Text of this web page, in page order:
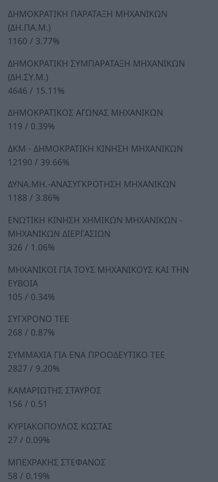
ΔΗΜΟΚΡΑΤΙΚΗ ΠΑΡΑΤΑΞΗ ΜΗΧΑΝΙΚΩΝ
(ΔΗ.ΠΑ.Μ.)
1160 / 3.77%
ΔΗΜΟΚΡΑΤΙΚΗ ΣΥΜΠΑΡΑΤΑΞΗ ΜΗΧΑΝΙΚΩΝ
(ΔΗ.ΣΥ.Μ.)
4646 / 15.11%
ΔΗΜΟΚΡΑΤΙΚΟΣ ΑΓΩΝΑΣ ΜΗΧΑΝΙΚΩΝ
119 / 0.39%
ΔΚΜ - ΔΗΜΟΚΡΑΤΙΚΗ ΚΙΝΗΣΗ ΜΗΧΑΝΙΚΩΝ
12190 / 39.66%
ΔΥΝΑ.ΜΗ.-ΑΝΑΣΥΓΚΡΟΤΗΣΗ ΜΗΧΑΝΙΚΩN
1188 / 3.86%
ΕΝΩΤΙΚΗ ΚΙΝΗΣΗ ΧΗΜΙΚΩΝ ΜΗΧΑΝΙΚΩΝ -
ΜΗΧΑΝΙΚΩΝ ΔΙΕΡΓΑΣΙΩΝ
326 / 1.06%
ΜΗΧΑΝΙΚΟΙ ΓΙΑ ΤΟΥΣ ΜΗΧΑΝΙΚΟΥΣ ΚΑΙ ΤΗΝ
ΕΥΒΟΙΑ
105 / 0.34%
ΣΥΓΧΡΟΝΟ ΤΕΕ
268 / 0.87%
ΣΥΜΜΑΧΙΑ ΓΙΑ ΕΝΑ ΠΡΟΟΔΕΥΤΙΚΟ ΤΕΕ
2827 / 9.20%
ΚΑΜΑΡΙΩΤΗΣ ΣΤΑΥΡΟΣ
156 / 0.51
ΚΥΡΙΑΚΟΠΟΥΛΟΣ ΚΩΣΤΑΣ
27 / 0.09%
ΜΠΕΧΡΑΚΗΣ ΣΤΕΦΑΝΟΣ
58 / 0.19%